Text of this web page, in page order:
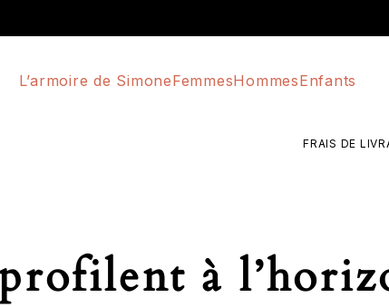
L’armoire de SimoneFemmesHommesEnfants
FRAIS DE
à